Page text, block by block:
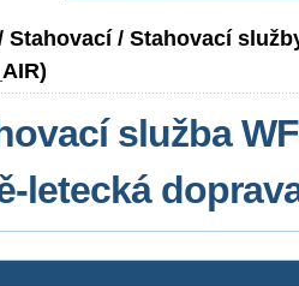
Stahovací / Stahovací
služba
letecká